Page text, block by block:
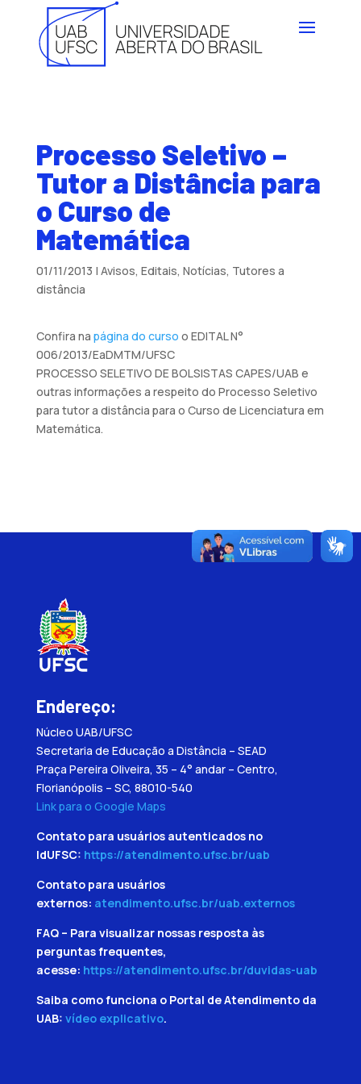
Processo Seletivo –
Tutor a Distância para
o Curso de
Matemática
01/11/2013 | Avisos, Editais, Notícias, Tutores a
distância
Confira na página do curso o EDITAL N°
006/2013/EaDMTM/UFSC
PROCESSO SELETIVO DE BOLSISTAS CAPES/UAB e
outras informações a respeito do Processo Seletivo
para tutor a distância para o Curso de Licenciatura em
Matemática.
Endereço:
Núcleo UAB/UFSC
Secretaria de Educação a Distância – SEAD
Praça Pereira Oliveira, 35 – 4° andar – Centro,
Florianópolis – SC, 88010-540
Link para o Google Maps
Contato para usuários autenticados no
IdUFSC: https://atendimento.ufsc.br/uab
Contato para usuários
externos: atendimento.ufsc.br/uab.externos
FAQ – Para visualizar nossas resposta às
perguntas frequentes,
acesse: https://atendimento.ufsc.br/duvidas-uab
Saiba como funciona o Portal de Atendimento da
UAB: vídeo explicativo.